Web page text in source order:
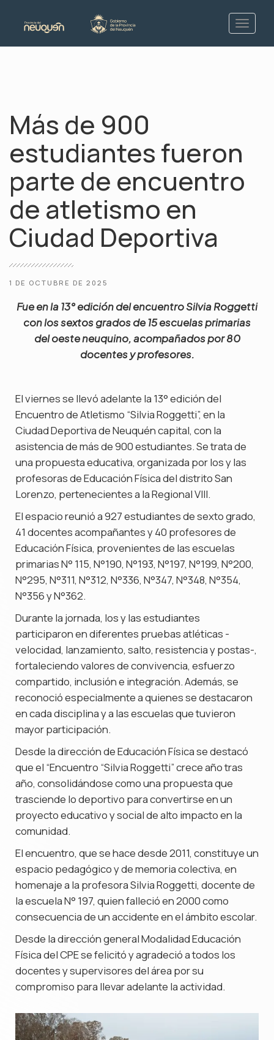
Más de 900
estudiantes fueron
parte de encuentro
de atletismo en
Ciudad Deportiva
1 DE OCTUBRE DE 2025
Fue en la 13° edición del encuentro Silvia Roggetti
con los sextos grados de 15 escuelas primarias
del oeste neuquino, acompañados por 80
docentes y profesores.
El viernes se llevó adelante la 13° edición del
Encuentro de Atletismo “Silvia Roggetti”, en la
Ciudad Deportiva de Neuquén capital, con la
asistencia de más de 900 estudiantes. Se trata de
una propuesta educativa, organizada por los y las
profesoras de Educación Física del distrito San
Lorenzo, pertenecientes a la Regional VIII.
El espacio reunió a 927 estudiantes de sexto grado,
41 docentes acompañantes y 40 profesores de
Educación Física, provenientes de las escuelas
primarias N° 115, N°190, N°193, N°197, N°199, N°200,
N°295, N°311, N°312, N°336, N°347, N°348, N°354,
N°356 y N°362.
Durante la jornada, los y las estudiantes
participaron en diferentes pruebas atléticas -
velocidad, lanzamiento, salto, resistencia y postas-,
fortaleciendo valores de convivencia, esfuerzo
compartido, inclusión e integración. Además, se
reconoció especialmente a quienes se destacaron
en cada disciplina y a las escuelas que tuvieron
mayor participación.
Desde la dirección de Educación Física se destacó
que el “Encuentro “Silvia Roggetti” crece año tras
año, consolidándose como una propuesta que
trasciende lo deportivo para convertirse en un
proyecto educativo y social de alto impacto en la
comunidad.
El encuentro, que se hace desde 2011, constituye un
espacio pedagógico y de memoria colectiva, en
homenaje a la profesora Silvia Roggetti, docente de
la escuela N° 197, quien falleció en 2000 como
consecuencia de un accidente en el ámbito escolar.
Desde la dirección general Modalidad Educación
Física del CPE se felicitó y agradeció a todos los
docentes y supervisores del área por su
compromiso para llevar adelante la actividad.